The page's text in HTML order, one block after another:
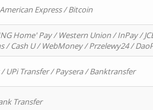
Express / Bitcoin
Home' Pay / Western Union / InPay /
Cash U / WebMoney / Przelewy24 /
UPi Transfer / Paysera / Banktransfer
Transfer